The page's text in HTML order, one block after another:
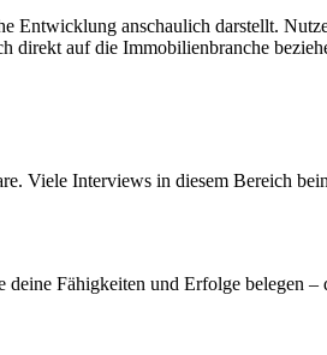
Entwicklung anschaulich darstellt.
direkt auf die Immobilienbranche
Viele Interviews in diesem Bereich
Fähigkeiten und Erfolge belegen